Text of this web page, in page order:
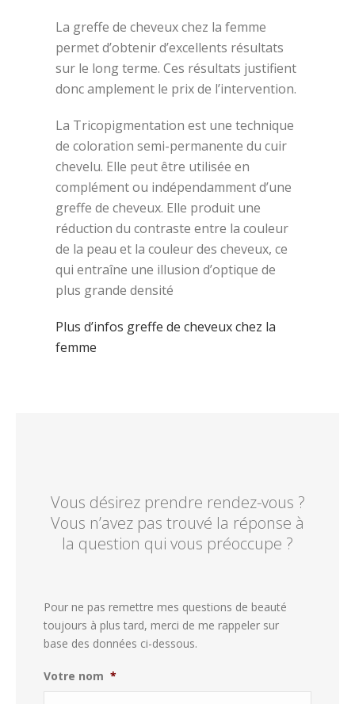
La greffe de cheveux chez la femme
permet d’obtenir d’excellents résultats
sur le long terme. Ces résultats justifient
donc amplement le prix de l’intervention.
La Tricopigmentation est une technique
de coloration semi-permanente du cuir
chevelu. Elle peut être utilisée en
complément ou indépendamment d’une
greffe de cheveux. Elle produit une
réduction du contraste entre la couleur
de la peau et la couleur des cheveux, ce
qui entraîne une illusion d’optique de
plus grande densité
Plus d’infos greffe de cheveux chez la
femme
Vous désirez prendre rendez-vous ?
Vous n’avez pas trouvé la réponse à
la question qui vous préoccupe ?
Pour ne pas remettre mes questions de beauté
toujours à plus tard, merci de me rappeler sur
base des données ci-dessous.
Votre nom *